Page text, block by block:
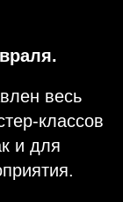
весь
классов
и для